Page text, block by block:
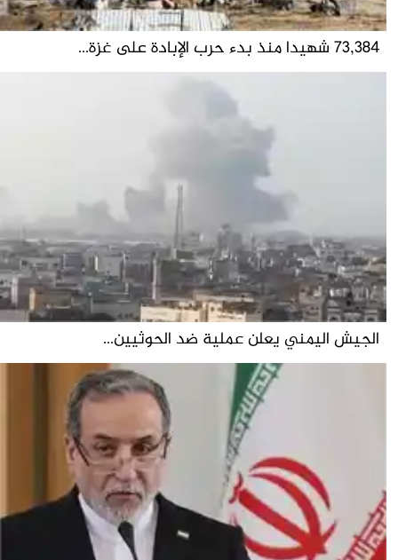
73,384 شهيدا منذ بدء حرب الإبادة على غزة...
الجيش اليمني يعلن عملية ضد الحوثيين...